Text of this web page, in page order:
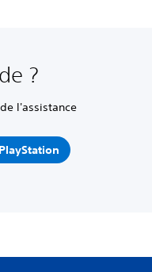
?
l'assistance